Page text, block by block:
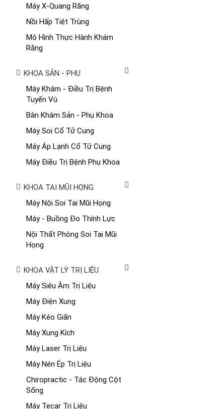
Máy X-Quang Răng
Nồi Hấp Tiệt Trùng
Mô Hình Thực Hành Khám
Răng
KHOA SẢN - PHỤ
Máy Khám - Điều Trị Bệnh
Tuyến Vú
Bàn Khám Sản - Phụ Khoa
Máy Soi Cổ Tử Cung
Máy Áp Lạnh Cổ Tử Cung
Máy Điều Trị Bệnh Phụ Khoa
KHOA TAI MŨI HỌNG
Máy Nội Soi Tai Mũi Họng
Máy - Buồng Đo Thính Lực
Nội Thất Phòng Soi Tai Mũi
Họng
KHOA VẬT LÝ TRỊ LIỆU
Máy Siêu Âm Trị Liệu
Máy Điện Xung
Máy Kéo Giãn
Máy Xung Kích
Máy Laser Trị Liệu
Máy Nén Ép Trị Liệu
Chiropractic - Tác Động Cột
Sống
Máy Tecar Trị Liệu